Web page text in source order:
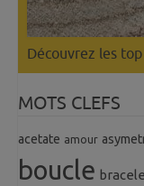
Découvrez les
MOTS CLEFS
acetate amour
boucle